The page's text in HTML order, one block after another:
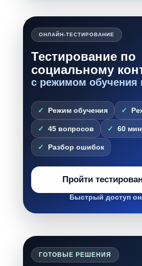
ОНЛАЙН-ТЕСТИРОВАНИЕ
Тестирование по
социальному
с режимом обучения
Режим обучения
45 вопросов 60
Разбор ошибок
Пройти
Быстрый доступ
ГОТОВЫЕ РЕШЕНИЯ